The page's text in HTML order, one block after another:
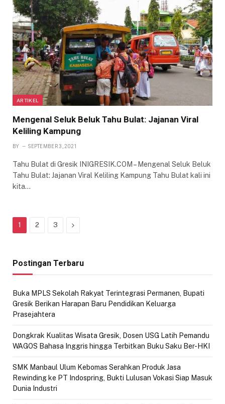
ARTIKEL
Mengenal Seluk Beluk Tahu Bulat: Jajanan Viral
Keliling Kampung
BY SEPTEMBER 3, 2021
Tahu Bulat di Gresik INIGRESIK.COM – Mengenal Seluk Beluk
Tahu Bulat: Jajanan Viral Keliling Kampung Tahu Bulat kali ini
kita…
1 2 3 Next
Postingan Terbaru
Buka MPLS Sekolah Rakyat Terintegrasi Permanen, Bupati
Gresik Berikan Harapan Baru Pendidikan Keluarga
Prasejahtera
Dongkrak Kualitas Wisata Gresik, Dosen USG Latih Pemandu
WAGOS Bahasa Inggris hingga Terbitkan Buku Saku Ber-HKI
SMK Manbaul Ulum Kebomas Serahkan Produk Jasa
Rewinding ke PT Indospring, Bukti Lulusan Vokasi Siap Masuk
Dunia Industri